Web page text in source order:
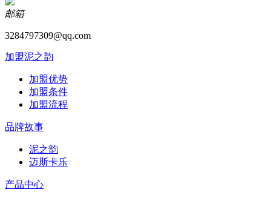
邮箱
3284797309@qq.com
加盟泥之韵
加盟优势
加盟条件
加盟流程
品牌故事
泥之韵
迈斯卡乐
产品中心